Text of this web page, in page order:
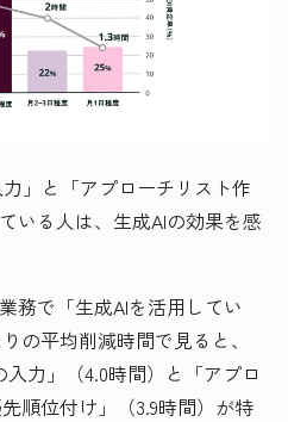
力」と「アプローチリスト作
いる人は、生成AIの効果を感
務で「生成AIを活用してい
の平均削減時間で見ると、
入力」（4.0時間）と「アプロ
順位付け」（3.9時間）が特